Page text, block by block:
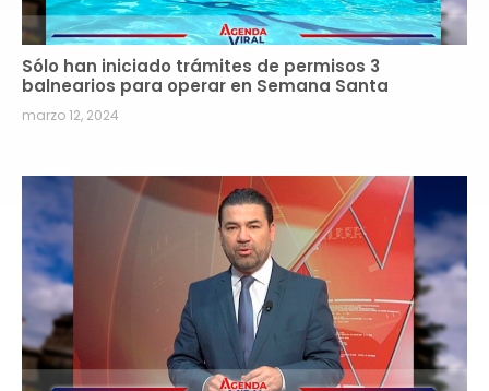
Sólo han iniciado trámites de permisos 3
balnearios para operar en Semana Santa
marzo 12, 2024